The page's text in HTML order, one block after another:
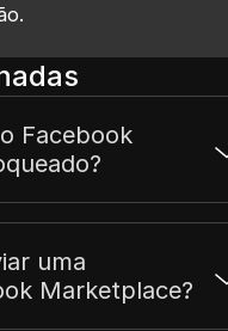
Facebook
uma
Marketplace?